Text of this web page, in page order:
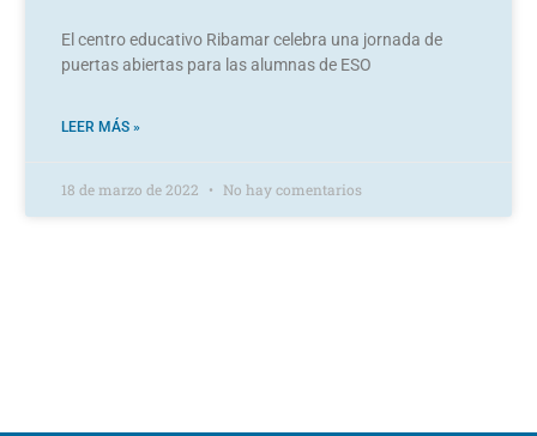
El centro educativo Ribamar celebra una jornada de
puertas abiertas para las alumnas de ESO
LEER MÁS »
18 de marzo de 2022 No hay comentarios